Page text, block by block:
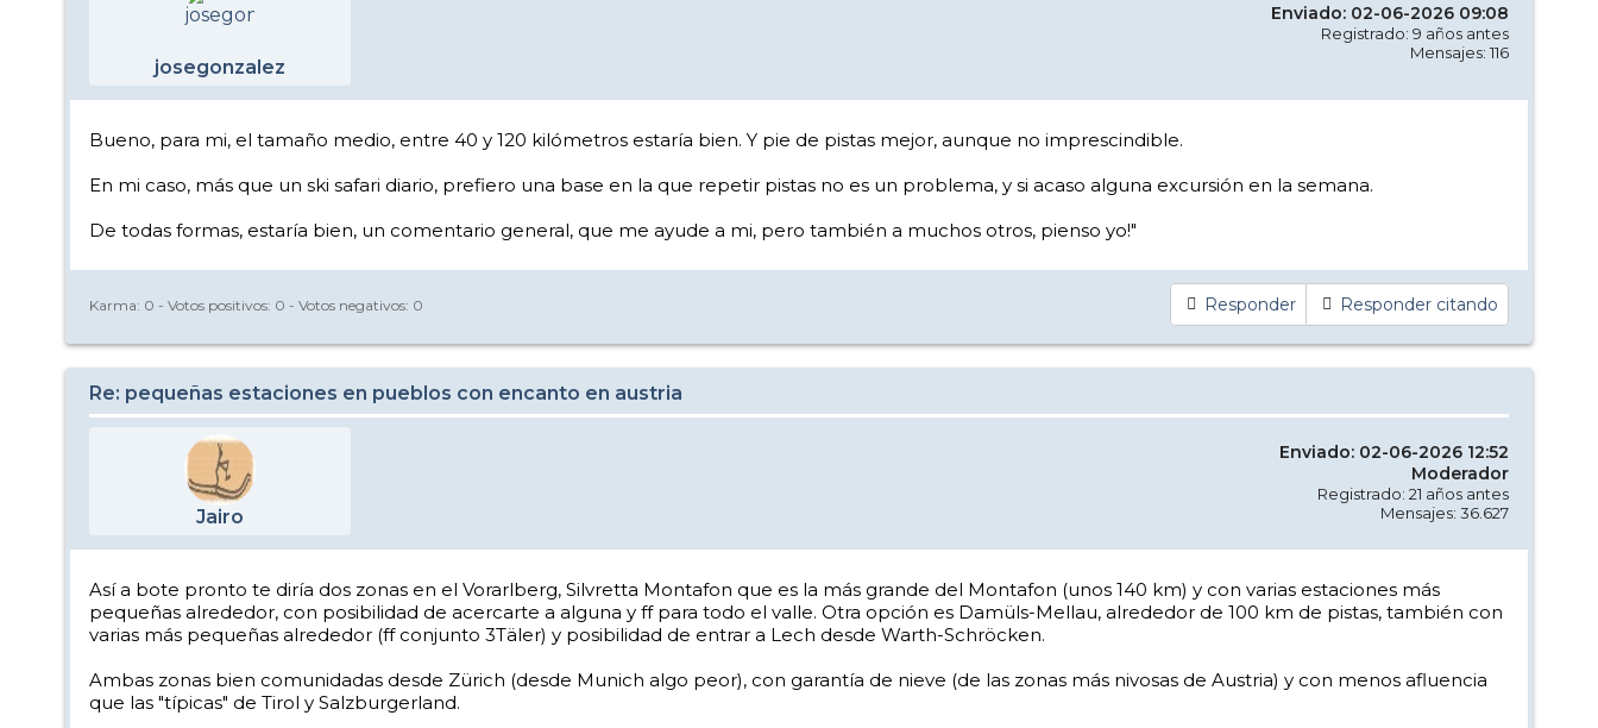
josegonzalez
Enviado: 02-06-2026 09:08
Registrado: 9 años antes
Mensajes: 116
Bueno, para mi, el tamaño medio, entre 40 y 120 kilómetros estaría bien. Y pie de pistas mejor, aunque no imprescindible.
En mi caso, más que un ski safari diario, prefiero una base en la que repetir pistas no es un problema, y si acaso alguna excursión en la semana.
De todas formas, estaría bien, un comentario general, que me ayude a mi, pero también a muchos otros, pienso yo!"
Responder Responder citando
Karma: 0 - Votos positivos: 0 - Votos negativos: 0
Re: pequeñas estaciones en pueblos con encanto en austria
Jairo
Enviado: 02-06-2026 12:52
Moderador
Registrado: 21 años antes
Mensajes: 36.627
Así a bote pronto te diría dos zonas en el Vorarlberg, Silvretta Montafon que es la más grande del Montafon (unos 140 km) y con varias estaciones más
pequeñas alrededor, con posibilidad de acercarte a alguna y ff para todo el valle. Otra opción es Damüls-Mellau, alrededor de 100 km de pistas, también con
varias más pequeñas alrededor (ff conjunto 3Täler) y posibilidad de entrar a Lech desde Warth-Schröcken.
Ambas zonas bien comunidadas desde Zürich (desde Munich algo peor), con garantía de nieve (de las zonas más nivosas de Austria) y con menos afluencia
que las "típicas" de Tirol y Salzburgerland.